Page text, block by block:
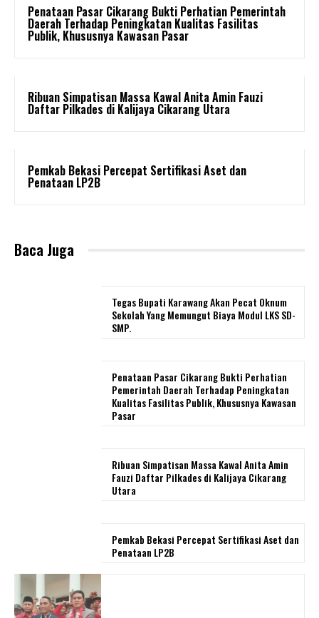
Penataan Pasar Cikarang Bukti Perhatian Pemerintah
Daerah Terhadap Peningkatan Kualitas Fasilitas
Publik, Khususnya Kawasan Pasar
Ribuan Simpatisan Massa Kawal Anita Amin Fauzi
Daftar Pilkades di Kalijaya Cikarang Utara
Pemkab Bekasi Percepat Sertifikasi Aset dan
Penataan LP2B
Baca Juga
Tegas Bupati Karawang Akan Pecat Oknum
Sekolah Yang Memungut Biaya Modul LKS SD-
SMP.
Penataan Pasar Cikarang Bukti Perhatian
Pemerintah Daerah Terhadap Peningkatan
Kualitas Fasilitas Publik, Khususnya Kawasan
Pasar
Ribuan Simpatisan Massa Kawal Anita Amin
Fauzi Daftar Pilkades di Kalijaya Cikarang
Utara
Pemkab Bekasi Percepat Sertifikasi Aset dan
Penataan LP2B